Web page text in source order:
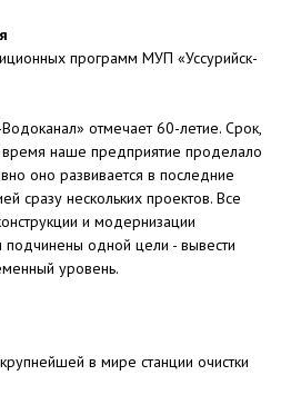
программ МУП «Уссурийск-
отмечает 60-летие. Срок,
наше предприятие проделало
оно развивается в последние
сразу нескольких проектов. Все
и модернизации
подчинены одной цели - вывести
уровень.
в мире станции очистки